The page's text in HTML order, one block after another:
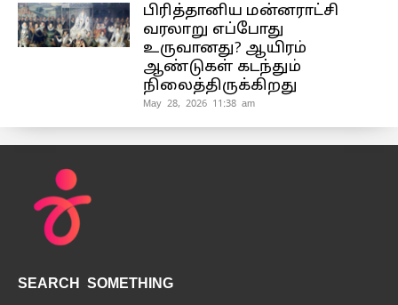
பிரித்தானிய மன்னராட்சி
வரலாறு எப்போது
உருவானது? ஆயிரம்
ஆண்டுகள் கடந்தும்
நிலைத்திருக்கிறது
May 28, 2026 11:38 am
SEARCH SOMETHING